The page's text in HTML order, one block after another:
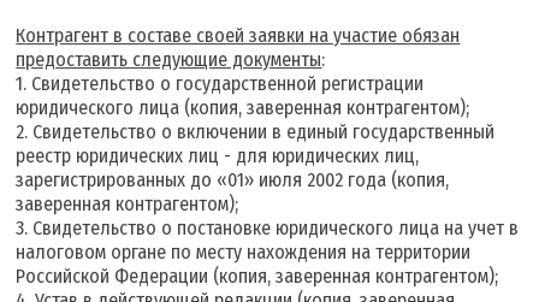
Контрагент в составе своей заявки на участие обязан
предоставить следующие документы:
1. Свидетельство о государственной регистрации
юридического лица (копия, заверенная контрагентом);
2. Свидетельство о включении в единый государственный
реестр юридических лиц - для юридических лиц,
зарегистрированных до «01» июля 2002 года (копия,
заверенная контрагентом);
3. Свидетельство о постановке юридического лица на учет в
налоговом органе по месту нахождения на территории
Российской Федерации (копия, заверенная контрагентом);